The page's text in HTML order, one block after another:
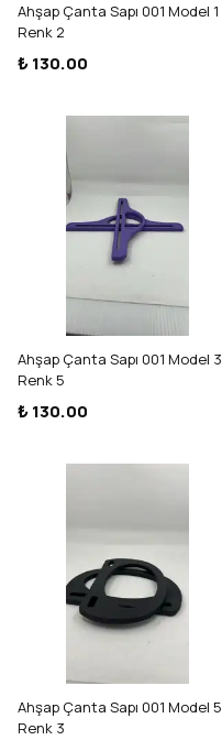
Ahşap Çanta Sapı 001 Model 1
Renk 2
₺ 130.00
Ahşap Çanta Sapı 001 Model 3
Renk 5
₺ 130.00
Ahşap Çanta Sapı 001 Model 5
Renk 3